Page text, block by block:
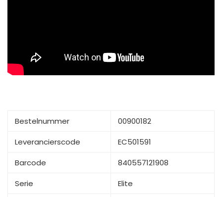
Bestelnummer
00900182
Leverancierscode
EC501591
Barcode
840557121908
Serie
Elite